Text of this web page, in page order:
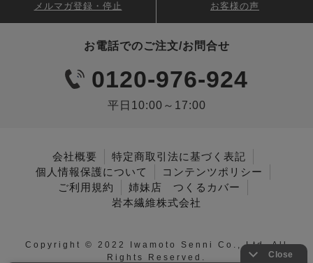
お電話でのご注文/お問合せ
0120-976-924
平日10:00～17:00
メルマガ登録・停止 お客様の声
会社概要
特定商取引法に基づく表記
個人情報保護について
コンテンツポリシー
ご利用規約
姉妹店 つくるカバー
岩本繊維株式会社
Copyright © 2022 Iwamoto Senni Co., Ltd. All
Rights Reserved.